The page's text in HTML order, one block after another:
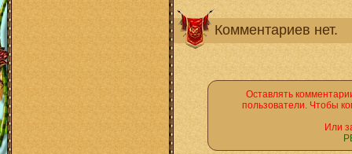
Комментариев нет.
Оставлять
пользователи. Чтобы
Или